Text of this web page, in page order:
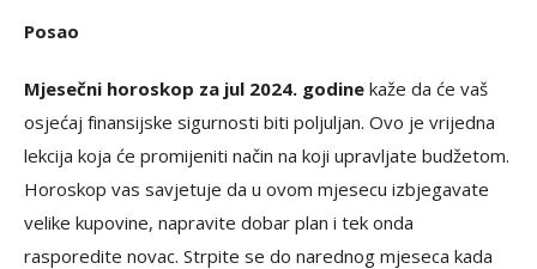
Posao
Mjesečni horoskop za jul 2024. godine kaže da će vaš
osjećaj finansijske sigurnosti biti poljuljan. Ovo je vrijedna
lekcija koja će promijeniti način na koji upravljate budžetom.
Horoskop vas savjetuje da u ovom mjesecu izbjegavate
velike kupovine, napravite dobar plan i tek onda
rasporedite novac. Strpite se do narednog mjeseca kada